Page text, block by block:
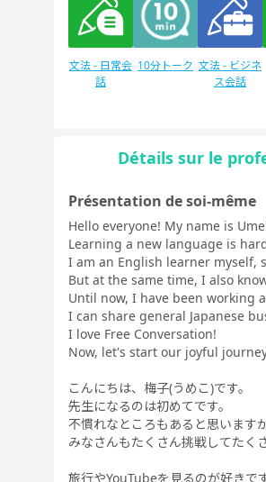
文法 - 日常会
話
10分トーク 文法 - ビジネ
ス会話
デイリートピ
Détails sur le
Présentation de soi-même
Hello everyone! My name is
Learning a new language is
I am an English learner myself,
But at the same time, I also
Until now, I have been working
I can share general Japanese
I love Free Conversation!
Now, let's start our joyful
こんにちは、梅子(うめこ)です。
先生になるのは初めてです。
不慣れなところもあると思います
みなさんもたくさん挑戦してたく
旅行やYouTubeを見るのが好きです